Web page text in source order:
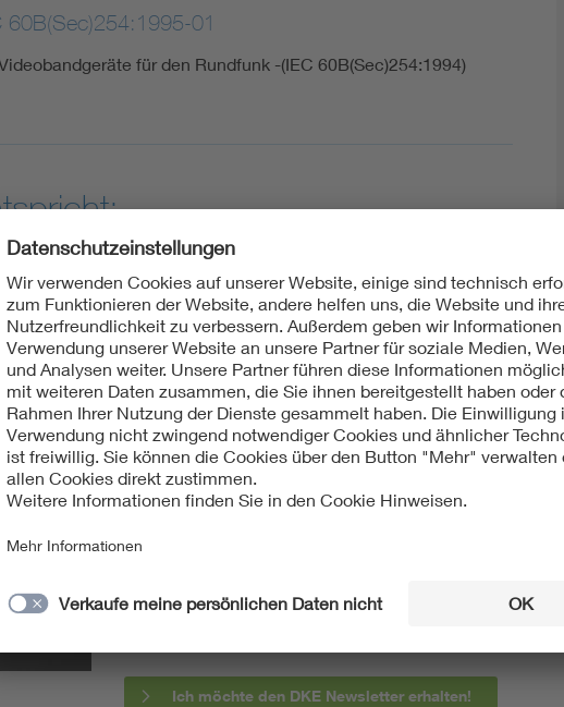
60B(Sec)254:1995-01
für den Rundfunk -(IEC 60B(Sec)254:1994)
Europäisch International
EN 60503:1998-04 IEC 60503:1998-01
Mit unserem DKE Newsletter sind Sie immer top
fassen wir die wichtigsten Entwicklungen in der
berichten wir über aktuelle Arbeitsergebnisse,
informieren wir Sie bereits frühzeitig über zukünftige
Ich möchte den DKE Newsletter erhalten!